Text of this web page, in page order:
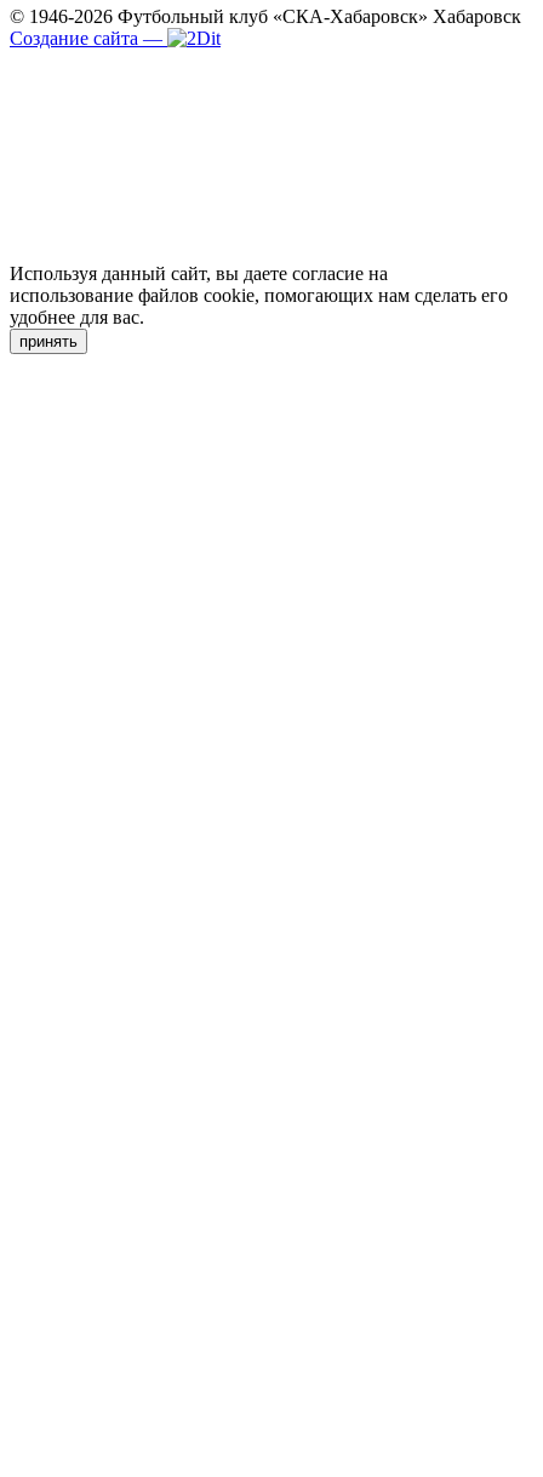
© 1946-2026 Футбольный клуб «СКА-Хабаровск» Хабаровск
Создание сайта —
Используя данный сайт, вы даете согласие на
использование файлов cookie, помогающих нам сделать его
удобнее для вас.
принять